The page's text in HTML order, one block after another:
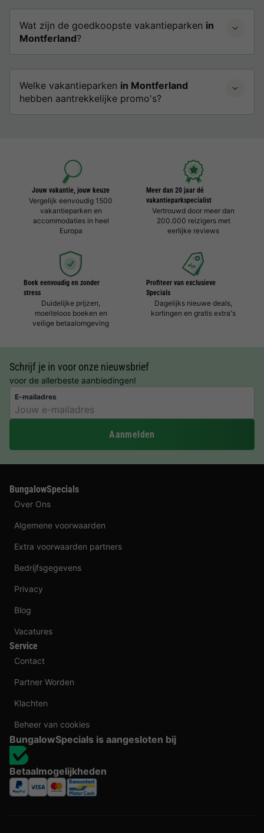
Wat zijn de goedkoopste vakantieparken in
Montferland?
Welke vakantieparken in Montferland
hebben aantrekkelijke promo's?
Jouw vakantie, jouw keuze
Vergelijk eenvoudig 1500
vakantieparken en
accommodaties in heel
Europa
Meer dan 20 jaar dé
vakantieparkspecialist
Vertrouwd door meer dan
200.000 reizigers met
eerlijke reviews
Boek eenvoudig en zonder
stress
Duidelijke prijzen,
moeiteloos boeken en
veilige betaalomgeving
Profiteer van exclusieve
Specials
Dagelijks nieuwe deals,
kortingen en gratis extra's
Schrijf je in voor onze nieuwsbrief
voor de allerbeste aanbiedingen!
E-mailadres
Aanmelden
BungalowSpecials
Over Ons
Algemene voorwaarden
Extra voorwaarden partners
Bedrijfsgegevens
Privacy
Blog
Vacatures
Service
Contact
Partner Worden
Klachten
Beheer van cookies
BungalowSpecials is aangesloten bij
Betaalmogelijkheden